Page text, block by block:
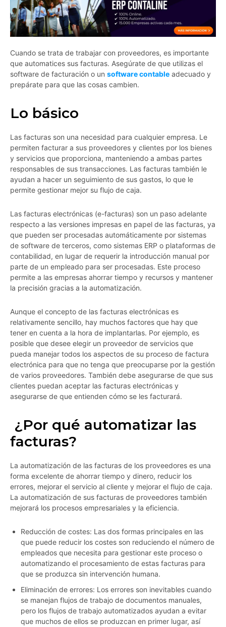
Cuando se trata de trabajar con proveedores, es importante
que automatices sus facturas. Asegúrate de que utilizas el
software de facturación o un software contable adecuado y
prepárate para que las cosas cambien.
Lo básico
Las facturas son una necesidad para cualquier empresa. Le
permiten facturar a sus proveedores y clientes por los bienes
y servicios que proporciona, manteniendo a ambas partes
responsables de sus transacciones. Las facturas también le
ayudan a hacer un seguimiento de sus gastos, lo que le
permite gestionar mejor su flujo de caja.
Las facturas electrónicas (e-facturas) son un paso adelante
respecto a las versiones impresas en papel de las facturas, ya
que pueden ser procesadas automáticamente por sistemas
de software de terceros, como sistemas ERP o plataformas de
contabilidad, en lugar de requerir la introducción manual por
parte de un empleado para ser procesadas. Este proceso
permite a las empresas ahorrar tiempo y recursos y mantener
la precisión gracias a la automatización.
Aunque el concepto de las facturas electrónicas es
relativamente sencillo, hay muchos factores que hay que
tener en cuenta a la hora de implantarlas. Por ejemplo, es
posible que desee elegir un proveedor de servicios que
pueda manejar todos los aspectos de su proceso de factura
electrónica para que no tenga que preocuparse por la gestión
de varios proveedores. También debe asegurarse de que sus
clientes puedan aceptar las facturas electrónicas y
asegurarse de que entienden cómo se les facturará.
¿Por qué automatizar las
facturas?
La automatización de las facturas de los proveedores es una
forma excelente de ahorrar tiempo y dinero, reducir los
errores, mejorar el servicio al cliente y mejorar el flujo de caja.
La automatización de sus facturas de proveedores también
mejorará los procesos empresariales y la eficiencia.
Reducción de costes: Las dos formas principales en las
que puede reducir los costes son reduciendo el número de
empleados que necesita para gestionar este proceso o
automatizando el procesamiento de estas facturas para
que se produzca sin intervención humana.
Eliminación de errores: Los errores son inevitables cuando
se manejan flujos de trabajo de documentos manuales,
pero los flujos de trabajo automatizados ayudan a evitar
que muchos de ellos se produzcan en primer lugar, así